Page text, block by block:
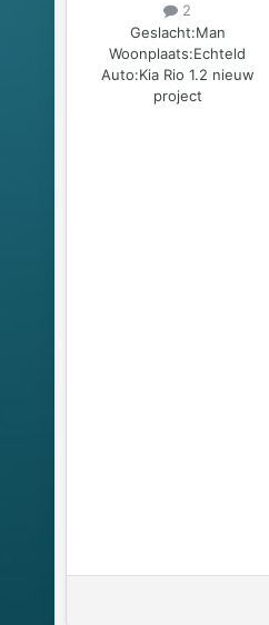
2
Geslacht:Man
Woonplaats:Echteld
Auto:Kia Rio 1.2 nieuw
project